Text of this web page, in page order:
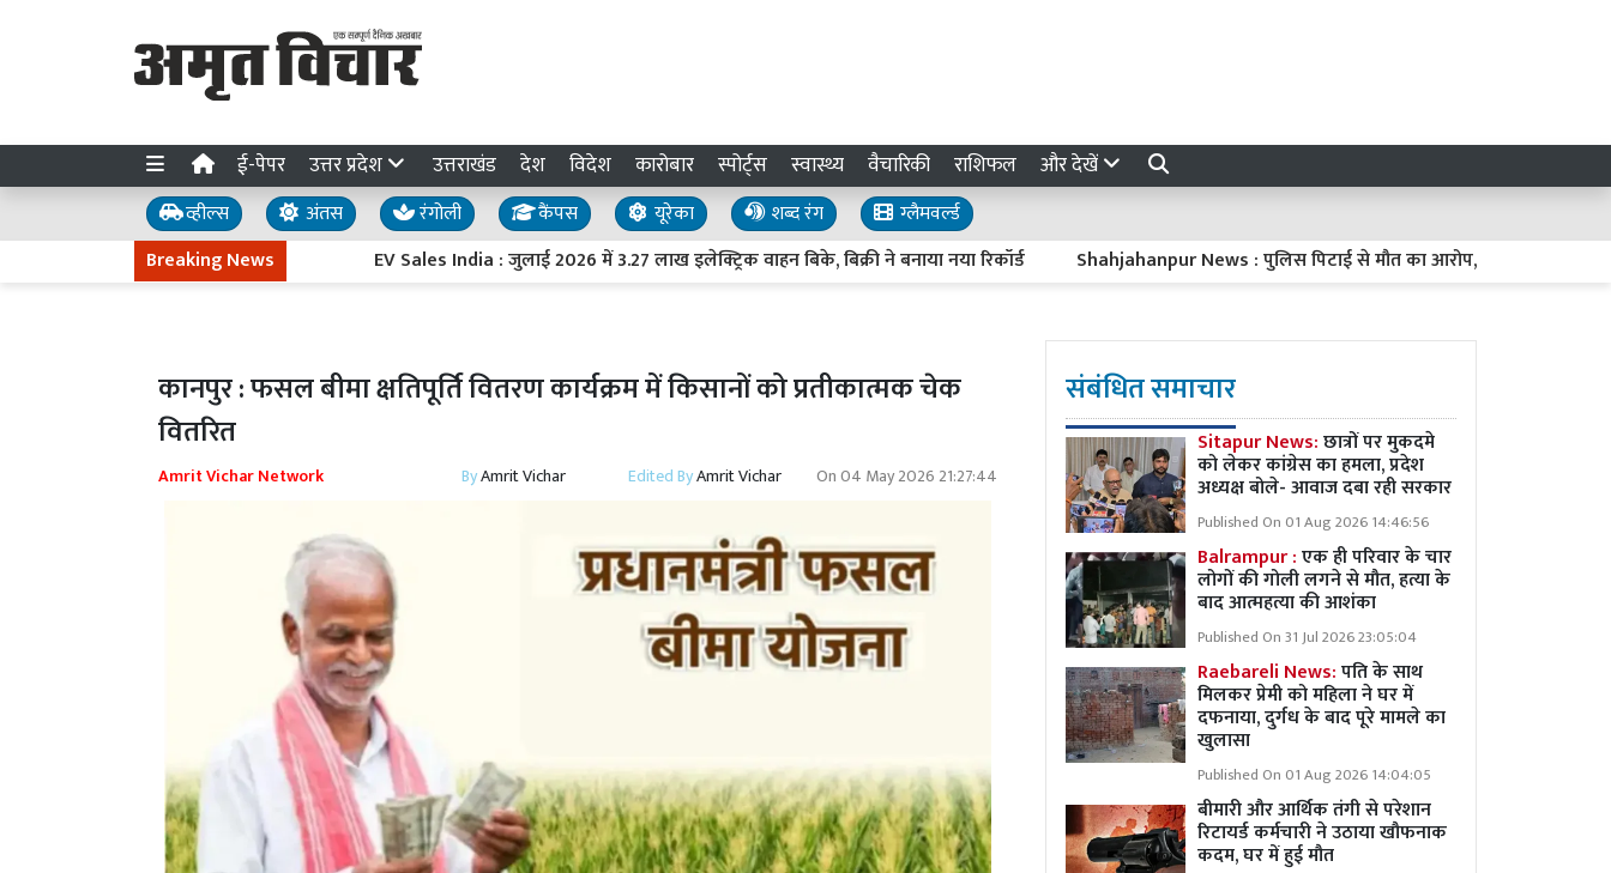
ई-पेपर उत्तर प्रदेश उत्तराखंड देश विदेश कारोबार स्पोर्ट्स स्वास्थ्य वैचारिकी राशिफल और देखें
व्हील्स अंतस रंगोली कैंपस यूरेका शब्द रंग
ग्लैमवर्ल्ड
Breaking News
EV Sales India : जुलाई 2026 में 3.27 लाख इलेक्ट्रिक वाहन बिके, बिक्री ने बनाया नया रिकॉर्ड Shahjahanpur News : पुलिस पिटाई से मौत का आरोप, आक्रोशित परिजनों ने
कानपुर : फसल बीमा क्षतिपूर्ति वितरण कार्यक्रम में किसानों को प्रतीकात्मक चेक
वितरित
Amrit Vichar Network ByAmrit Vichar Edited ByAmrit Vichar On04 May 2026 21:27:44
संबंधित समाचार
Sitapur News:छात्रों पर मुकदमे
को लेकर कांग्रेस का हमला, प्रदेश
अध्यक्ष बोले- आवाज दबा रही सरकार
Published On 01 Aug 2026 14:46:56
Balrampur :एक ही परिवार के चार
लोगों की गोली लगने से मौत, हत्या के
बाद आत्महत्या की आशंका
Published On 31 Jul 2026 23:05:04
Raebareli News:पति के साथ
मिलकर प्रेमी को महिला ने घर में
दफनाया, दुर्गध के बाद पूरे मामले का
खुलासा
Published On 01 Aug 2026 14:04:05
बीमारी और आर्थिक तंगी से परेशान
रिटायर्ड कर्मचारी ने उठाया खौफनाक
कदम, घर में हुई मौत